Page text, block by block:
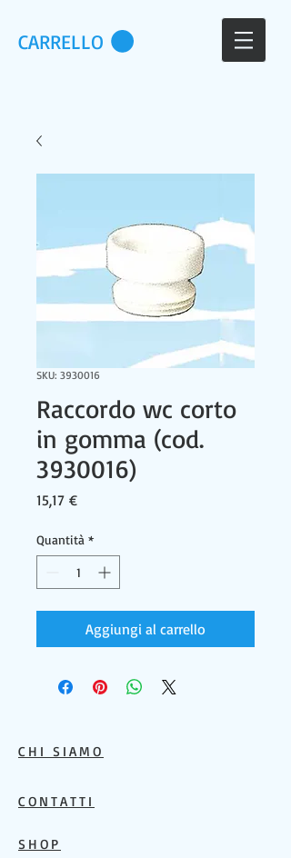
CARRELLO
SKU: 3930016
Raccordo wc corto
in gomma (cod.
3930016)
15,17 €Prezzo
Quantità *
Aggiungi al carrello
CHI SIAMO
CONTATTI
SHOP